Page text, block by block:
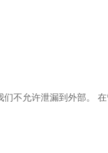
不允许泄漏到外部。